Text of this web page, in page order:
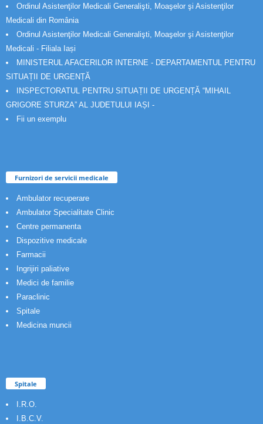
Ordinul Asistenţilor Medicali Generalişti, Moaşelor şi Asistenţilor
Medicali din România
Ordinul Asistenţilor Medicali Generalişti, Moaşelor şi Asistenţilor
Medicali - Filiala Iași
MINISTERUL AFACERILOR INTERNE - DEPARTAMENTUL PENTRU
SITUAȚII DE URGENȚĂ
INSPECTORATUL PENTRU SITUAȚII DE URGENȚĂ “MIHAIL
GRIGORE STURZA” AL JUDETULUI IAȘI -
Fii un exemplu
Furnizori de servicii medicale
Ambulator recuperare
Ambulator Specialitate Clinic
Centre permanenta
Dispozitive medicale
Farmacii
Ingrijiri paliative
Medici de familie
Paraclinic
Spitale
Medicina muncii
Spitale
I.R.O.
I.B.C.V.